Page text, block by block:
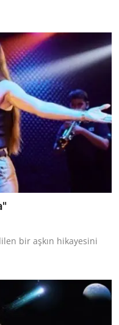
bir aşkın hikayesini